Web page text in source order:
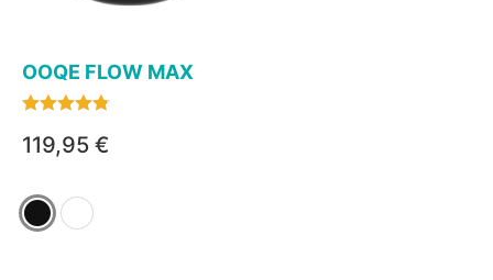
OOQE FLOW MAX
Bewertet
mit
119,95 €